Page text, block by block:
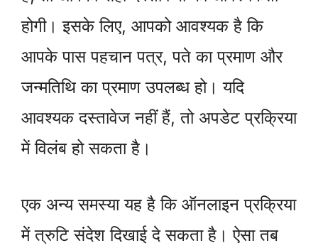
होगी। इसके लिए, आपको आवश्यक है कि
आपके पास पहचान पत्र, पते का प्रमाण और
जन्मतिथि का प्रमाण उपलब्ध हो। यदि
आवश्यक दस्तावेज नहीं हैं, तो अपडेट प्रक्रिया
में विलंब हो सकता है।
एक अन्य समस्या यह है कि ऑनलाइन प्रक्रिया
में त्रुटि संदेश दिखाई दे सकता है। ऐसा तब